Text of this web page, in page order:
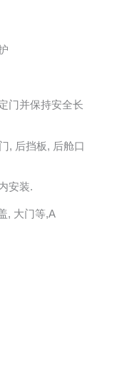
门并保持安全长
, 后挡板, 后舱口
安装.
, 大门等,A